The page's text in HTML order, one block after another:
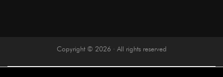
Copyright © 2026 · All rights reserved